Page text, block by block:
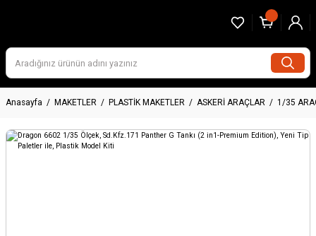
Anasayfa MAKETLER PLASTİK MAKETLER ASKERİ ARAÇLAR 1/35